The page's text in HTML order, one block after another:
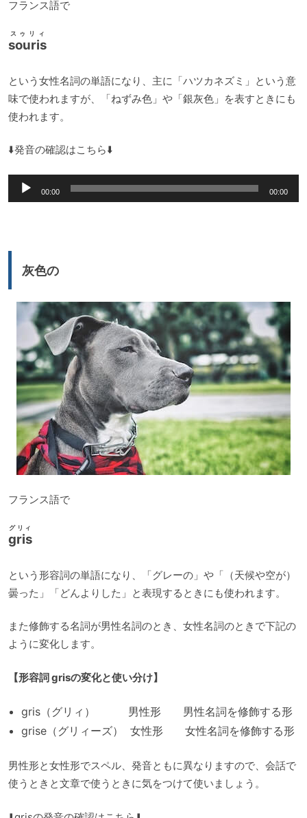
フランス語で
souris
スゥリィ
という女性名詞の単語になり、主に「ハツカネズミ」という意
味で使われますが、「ねずみ色」や「銀灰色」を表すときにも
使われます。
⬇️発音の確認はこちら⬇️
声
ー
00:00 00:00
灰色の
フランス語で
gris
グリィ
という形容詞の単語になり、「グレーの」や「（天候や空が）
曇った」「どんよりした」と表現するときにも使われます。
また修飾する名詞が男性名詞のとき、女性名詞のときで下記の
ように変化します。
【形容詞 grisの変化と使い分け】
gris（グリィ） 男性形 男性名詞を修飾する形
grise（グリィーズ） 女性形 女性名詞を修飾する形
男性形と女性形でスペル、発音ともに異なりますので、会話で
使うときと文章で使うときに気をつけて使いましょう。